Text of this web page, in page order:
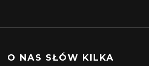
O NAS SŁÓW KILKA